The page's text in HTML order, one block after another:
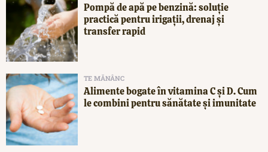
Pompă de apă pe benzină: soluție
practică pentru irigații, drenaj și
transfer rapid
TE MĂNÂNC
Alimente bogate în vitamina C și D. Cum
le combini pentru sănătate și imunitate